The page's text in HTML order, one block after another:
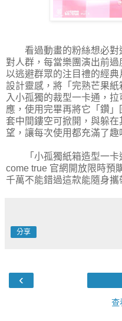
看過動畫的粉絲想必對
對人群，每當樂團演出前過
以逃避群眾的注目禮的經
設計靈感，將「完熟芒果
入小孤獨的裁型一卡通，
應，使用完畢再將它「鑽
套中間鏤空可掀開，與躲
望，讓每次使用都充滿了趣
「小孤獨紙箱造型一卡
come true 官網開放限時預
千萬不能錯過這款能隨身攜
分享
‹
查